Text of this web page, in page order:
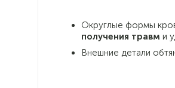
Округлые формы
получения травм и
Внешние детали